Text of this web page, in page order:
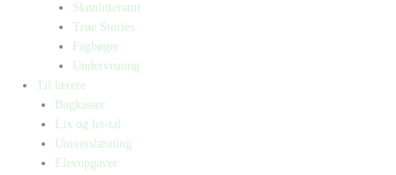
Skønlitteratur
True Stories
Fagbøger
Undervisning
Til lærere
Bogkasser
Lix og let-tal
Universlæsning
Elevopgaver